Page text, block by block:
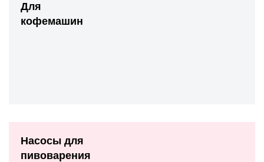
Для
кофемашин
Насосы для
пивоварения